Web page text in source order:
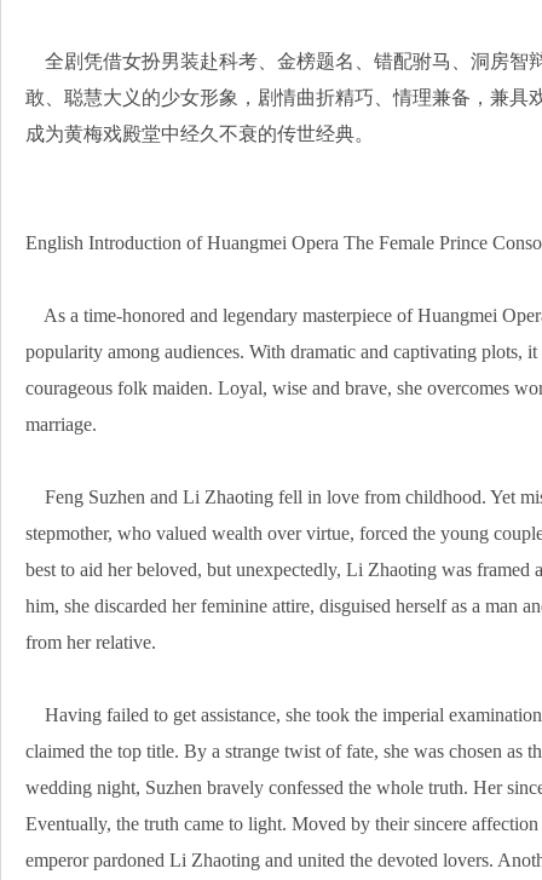
全剧凭借女扮男装赴科考、金榜题名、错配驸马、洞房智
敢、聪慧大义的少女形象，剧情曲折精巧、情理兼备，兼具
成为黄梅戏殿堂中经久不衰的传世经典。
English Introduction of Huangmei Opera The Female Prince
As a time-honored and legendary masterpiece of Huangmei
popularity among audiences. With dramatic and captivating plots,
courageous folk maiden. Loyal, wise and brave, she overcomes
marriage.
Feng Suzhen and Li Zhaoting fell in love from childhood. Yet
stepmother, who valued wealth over virtue, forced the young
best to aid her beloved, but unexpectedly, Li Zhaoting was framed
him, she discarded her feminine attire, disguised herself as a man
from her relative.
Having failed to get assistance, she took the imperial
claimed the top title. By a strange twist of fate, she was chosen as
wedding night, Suzhen bravely confessed the whole truth. Her
Eventually, the truth came to light. Moved by their sincere affection
emperor pardoned Li Zhaoting and united the devoted lovers.